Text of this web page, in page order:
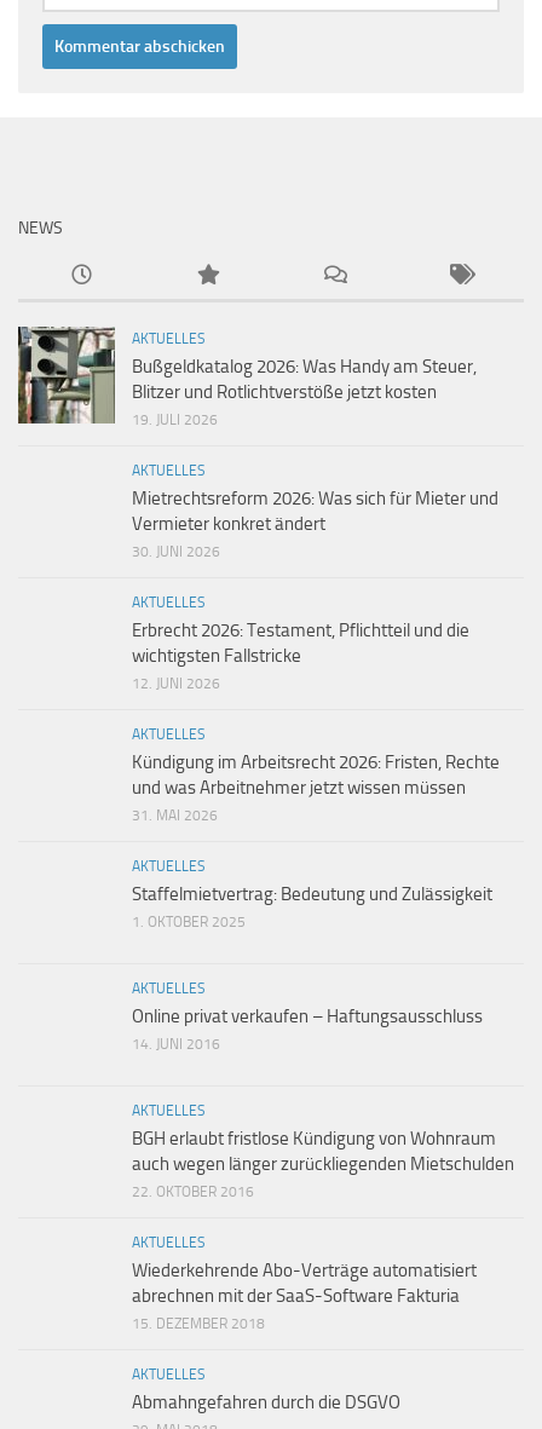
NEWS
AKTUELLES
Bußgeldkatalog 2026: Was Handy am Steuer,
Blitzer und Rotlichtverstöße jetzt kosten
19. JULI 2026
AKTUELLES
Mietrechtsreform 2026: Was sich für Mieter und
Vermieter konkret ändert
30. JUNI 2026
AKTUELLES
Erbrecht 2026: Testament, Pflichtteil und die
wichtigsten Fallstricke
12. JUNI 2026
AKTUELLES
Kündigung im Arbeitsrecht 2026: Fristen, Rechte
und was Arbeitnehmer jetzt wissen müssen
31. MAI 2026
AKTUELLES
Staffelmietvertrag: Bedeutung und Zulässigkeit
1. OKTOBER 2025
AKTUELLES
Online privat verkaufen – Haftungsausschluss
14. JUNI 2016
AKTUELLES
BGH erlaubt fristlose Kündigung von Wohnraum
auch wegen länger zurückliegenden Mietschulden
22. OKTOBER 2016
AKTUELLES
Wiederkehrende Abo-Verträge automatisiert
abrechnen mit der SaaS-Software Fakturia
15. DEZEMBER 2018
AKTUELLES
Abmahngefahren durch die DSGVO